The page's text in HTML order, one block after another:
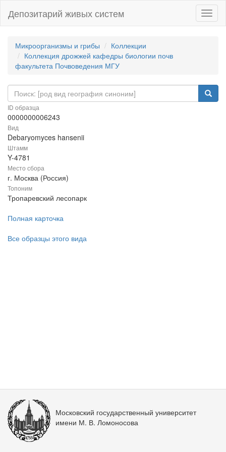
Депозитарий живых систем
Микроорганизмы и грибы
Коллекции
Коллекция дрожжей кафедры биологии почв
факультета Почвоведения МГУ
ID образца
0000000006243
Вид
Debaryomyces hansenii
Штамм
Y-4781
Место сбора
г. Москва (Россия)
Топоним
Тропаревский лесопарк
Полная карточка
Все образцы этого вида
Московский государственный университет
имени М. В. Ломоносова